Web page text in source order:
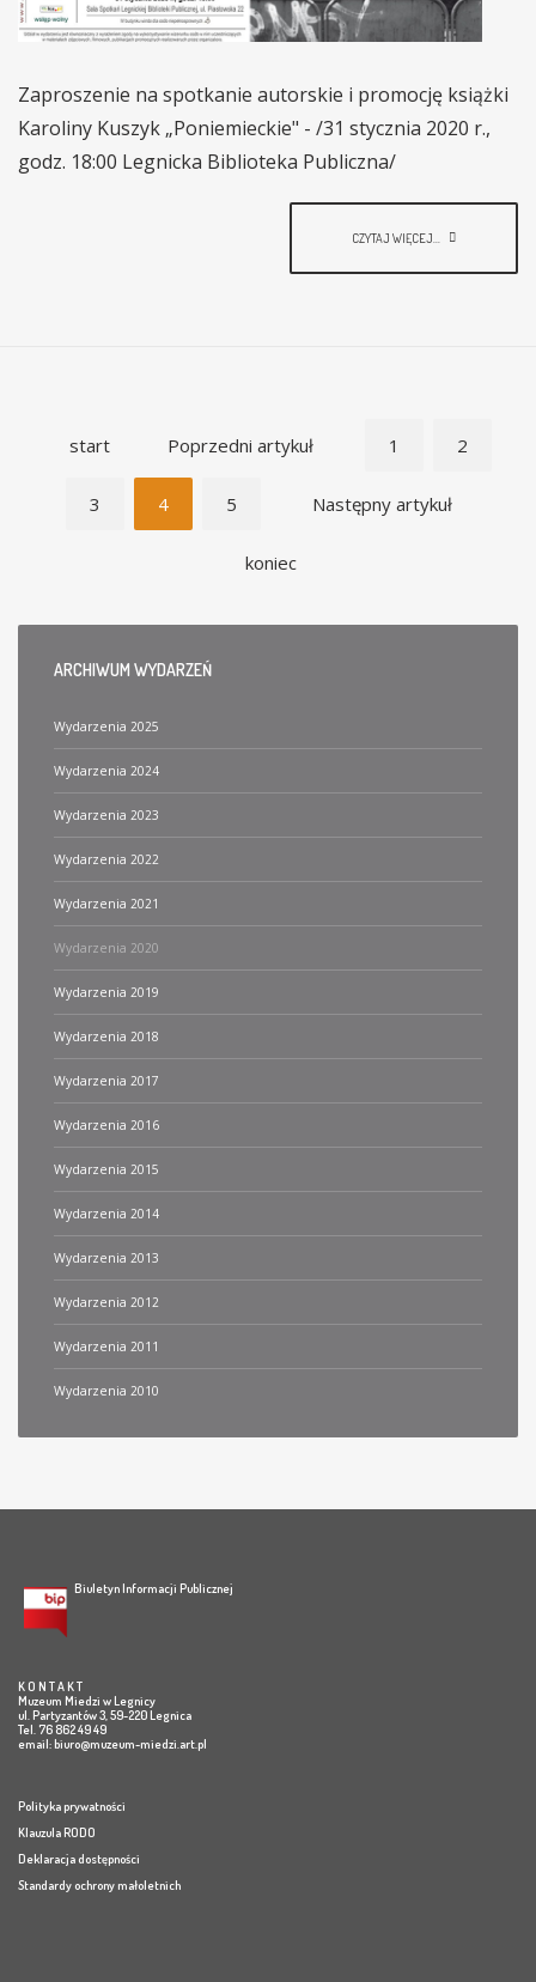
Zaproszenie na spotkanie autorskie i promocję książki
Karoliny Kuszyk „Poniemieckie" - /31 stycznia 2020 r.,
godz. 18:00 Legnicka Biblioteka Publiczna/
CZYTAJ WIĘCEJ...
start Poprzedni artykuł 1 2
3 4 5 Następny artykuł
koniec
ARCHIWUM WYDARZEŃ
Wydarzenia 2025
Wydarzenia 2024
Wydarzenia 2023
Wydarzenia 2022
Wydarzenia 2021
Wydarzenia 2020
Wydarzenia 2019
Wydarzenia 2018
Wydarzenia 2017
Wydarzenia 2016
Wydarzenia 2015
Wydarzenia 2014
Wydarzenia 2013
Wydarzenia 2012
Wydarzenia 2011
Wydarzenia 2010
Biuletyn Informacji Publicznej
K O N T A K T
Muzeum Miedzi w Legnicy
ul. Partyzantów 3, 59-220 Legnica
Tel. 76 862 49 49
email:biuro@muzeum-miedzi.art.pl
Polityka prywatności
Klauzula RODO
Deklaracja dostępności
Standardy ochrony małoletnich